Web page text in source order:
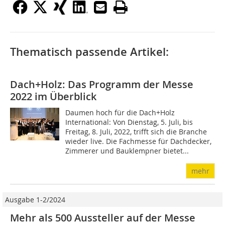
Thematisch passende Artikel:
Dach+Holz: Das Programm der Messe
2022 im Überblick
Daumen hoch für die Dach+Holz
International: Von Dienstag, 5. Juli, bis
Freitag, 8. Juli, 2022, trifft sich die Branche
wieder live. Die Fachmesse für Dachdecker,
Zimmerer und Bauklempner bietet...
mehr
Ausgabe 1-2/2024
Mehr als 500 Aussteller auf der Messe